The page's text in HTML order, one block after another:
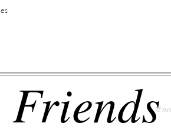
Friends